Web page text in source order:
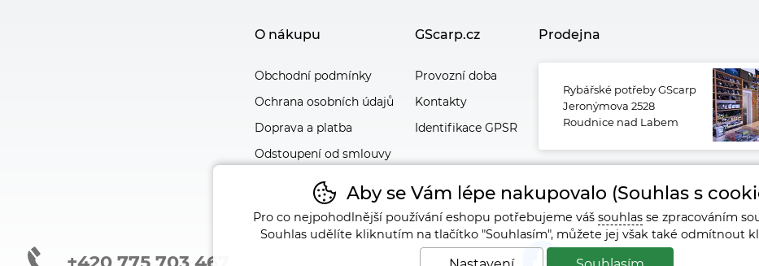
O nákupu
Obchodní podmínky
Ochrana osobních údajů
Doprava a platba
Odstoupení od smlouvy
GScarp.cz
Provozní doba
Kontakty
Identifikace GPSR
Prodejna
Rybářské potřeby GScarp
Jeronýmova 2528
Roudnice nad Labem
Aby se Vám lépe nakupovalo (Souhlas s
Pro co nejpohodlnější používání eshopu potřebujeme váš souhlasse zpracováním
Souhlas udělíte kliknutím na tlačítko "Souhlasím", můžete jej však také odmítnout